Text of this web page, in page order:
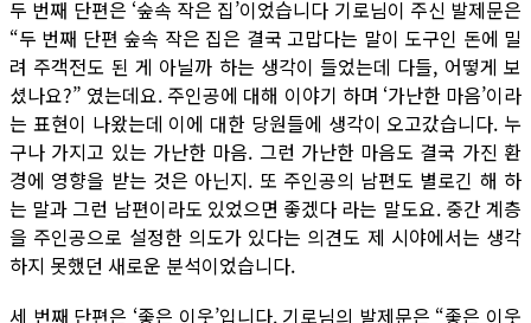
두 번째 단편은 ‘숲속 작은 집’이었습니다 기로님이 주신 발제문은
“두 번째 단편 숲속 작은 집은 결국 고맙다는 말이 도구인 돈에 밀
려 주객전도 된 게 아닐까 하는 생각이 들었는데 다들, 어떻게 보
셨나요?” 였는데요. 주인공에 대해 이야기 하며 ‘가난한 마음’이라
는 표현이 나왔는데 이에 대한 당원들에 생각이 오고갔습니다. 누
구나 가지고 있는 가난한 마음. 그런 가난한 마음도 결국 가진 환
경에 영향을 받는 것은 아닌지. 또 주인공의 남편도 별로긴 해 하
는 말과 그런 남편이라도 있었으면 좋겠다 라는 말도요. 중간 계층
을 주인공으로 설정한 의도가 있다는 의견도 제 시야에서는 생각
하지 못했던 새로운 분석이었습니다.
세 번째 단편은 ‘좋은 이웃’입니다. 기로님의 발제문은 “좋은 이웃